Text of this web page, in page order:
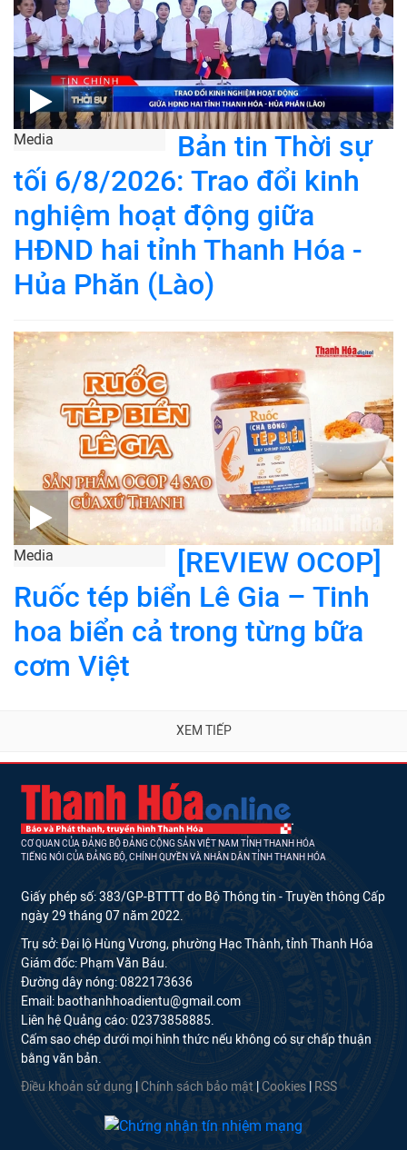
Media
Bản tin Thời sự
tối 6/8/2026: Trao đổi kinh
nghiệm hoạt động giữa
HĐND hai tỉnh Thanh Hóa -
Hủa Phăn (Lào)
Media
[REVIEW OCOP]
Ruốc tép biển Lê Gia – Tinh
hoa biển cả trong từng bữa
cơm Việt
CƠ QUAN CỦA ĐẢNG BỘ ĐẢNG CỘNG SẢN VIỆT NAM TỈNH THANH HÓA
Giấy phép số: 383/GP-BTTTT do Bộ Thông tin - Truyền thông Cấp
ngày 29 tháng 07 năm 2022.
Trụ sở: Đại lộ Hùng Vương, phường Hạc Thành, tỉnh Thanh Hóa
Giám đốc: Phạm Văn Báu.
Đường dây nóng: 0822173636
Email: baothanhhoadientu@gmail.com
Liên hệ Quảng cáo: 02373858885.
Cấm sao chép dưới mọi hình thức nếu không có sự chấp thuận
bằng văn bản.
Điều khoản sử dụng| Chính sách bảo mật Cookies
Phần mềm tòa